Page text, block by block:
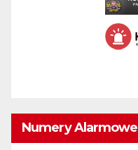
Numery Alarmowe